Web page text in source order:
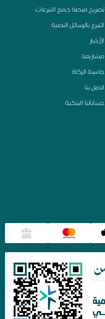
تصريح منصة جمع التبرعات
التبرع بالرسائل النصية
الأخبار
مشاريعنا
حاسبة الزكاة
اتصل بنا
حساباتنا البنكية